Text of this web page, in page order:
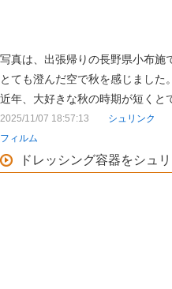
写真は、出張帰りの長野県小布施
とても澄んだ空で秋を感じました。
近年、大好きな秋の時期が短くと
2025/11/07 18:57:13 シュリンク
フィルム
ドレッシング容器をシュ